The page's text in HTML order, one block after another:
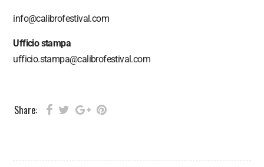
info@calibrofestival.com
Ufficio stampa
ufficio.stampa@calibrofestival.com
Share: